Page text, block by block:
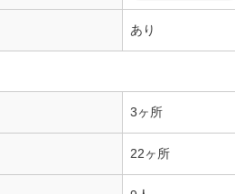
あり
3ヶ所
22ヶ所